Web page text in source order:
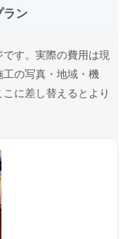
ラン
す。実際の費用は現
の写真・地域・機
に差し替えるとより